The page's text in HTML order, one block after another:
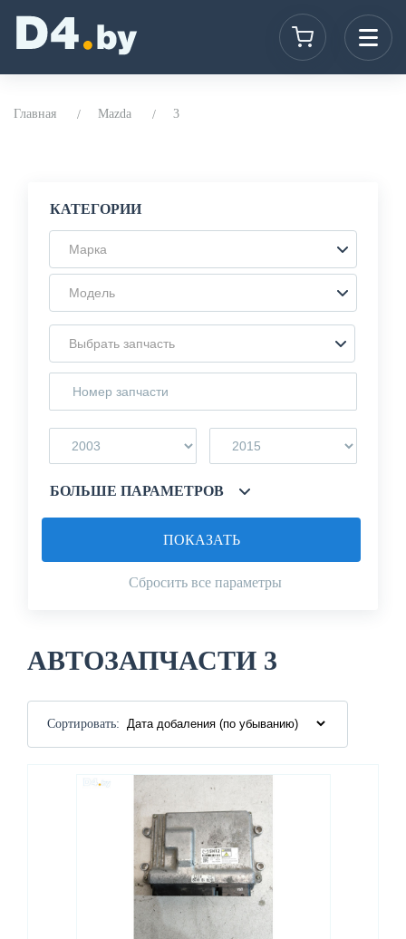
Главная Mazda 3
КАТЕГОРИИ
Марка
Модель
Выбрать запчасть
БОЛЬШЕ ПАРАМЕТРОВ
Сбросить все параметры
ПОКАЗАТЬ
АВТОЗАПЧАСТИ 3
Сортировать: